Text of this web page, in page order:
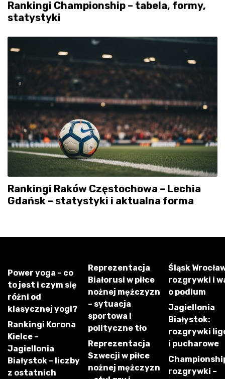
Rankingi Championship – tabela, formy,
statystyki
Rankingi Raków Częstochowa – Lechia
Gdańsk – statystyki i aktualna forma
Power yoga – co
to jest i czym się
różni od
klasycznej yogi?
Rankingi Korona
Kielce –
Jagiellonia
Białystok – liczby
z ostatnich
Reprezentacja
Białorusi w piłce
nożnej mężczyzn
– sytuacja
sportowa i
polityczne tło
Reprezentacja
Szwecji w piłce
nożnej mężczyzn
Śląsk
rozgrywki i
o podium
Jagiellonia
Białystok:
rozgrywki
i pucharowe
rozgrywki –